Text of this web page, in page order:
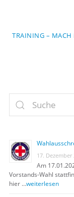
TRAINING – MACH
17. Dezember
Am
Vorstands-Wahl
hier …weiterlesen